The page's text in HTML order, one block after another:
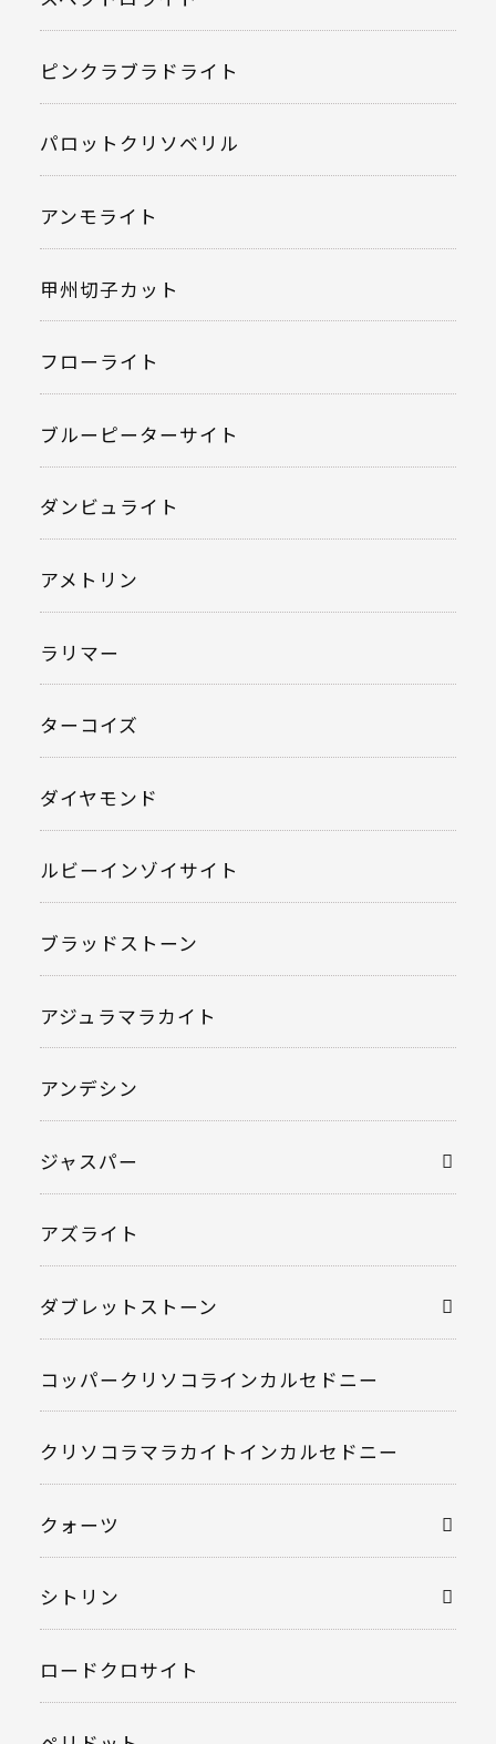
ピンクラブラドライト
パロットクリソベリル
アンモライト
甲州切子カット
フローライト
ブルーピーターサイト
ダンビュライト
アメトリン
ラリマー
ターコイズ
ダイヤモンド
ルビーインゾイサイト
ブラッドストーン
アジュラマラカイト
アンデシン
ジャスパー
アズライト
ダブレットストーン
コッパークリソコラインカルセドニー
クリソコラマラカイトインカルセドニー
クォーツ
シトリン
ロードクロサイト